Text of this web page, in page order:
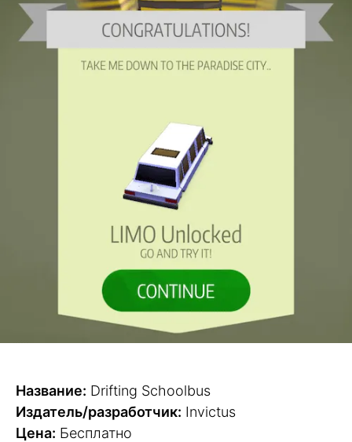
Название: Drifting Schoolbus
Издатель/разработчик: Invictus
Цена: Бесплатно